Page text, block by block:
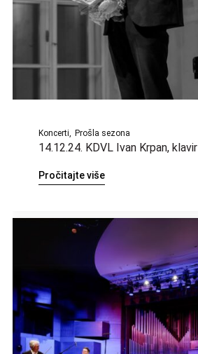
Koncerti Prošla sezona
14.12.24. KDVL Ivan Krpan, klavir
Pročitajte više